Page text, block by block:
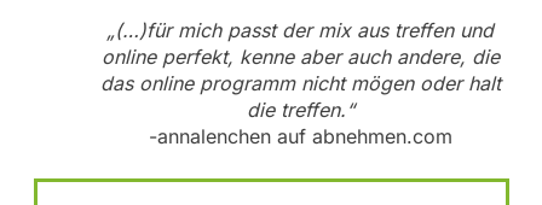
„(…)für mich passt der mix aus treffen und
online perfekt, kenne aber auch andere, die
das online programm nicht mögen oder halt
die treffen.“
-annalenchen auf abnehmen.com